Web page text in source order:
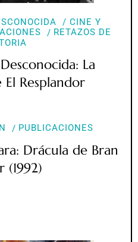
CINE Y
RETAZOS DE
La
Resplandor
PUBLICACIONES
Drácula de Bran
(1992)